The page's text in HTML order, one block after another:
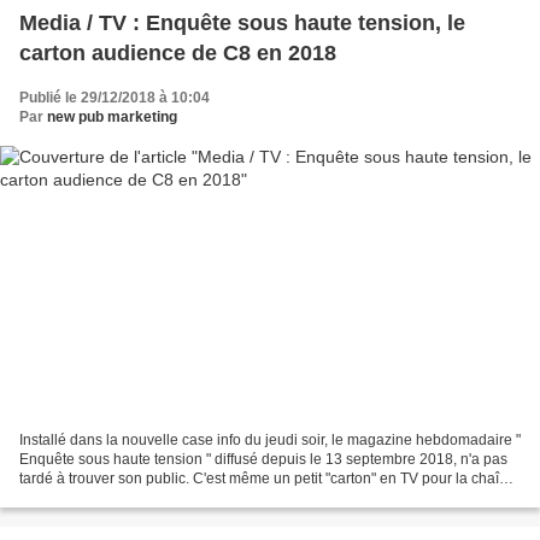
Media / TV : Enquête sous haute tension, le
carton audience de C8 en 2018
Publié le 29/12/2018 à 10:04
Par new pub marketing
Installé dans la nouvelle case info du jeudi soir, le magazine hebdomadaire "
Enquête sous haute tension " diffusé depuis le 13 septembre 2018, n'a pas
tardé à trouver son public. C'est même un petit "carton" en TV pour la chaîne